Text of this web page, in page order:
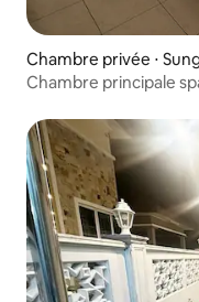
Chambre privée ⋅
Chambre principale